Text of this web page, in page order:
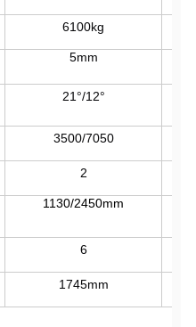
6100kg
5mm
21°/12°
3500/7050
2
1130/2450mm
6
1745mm